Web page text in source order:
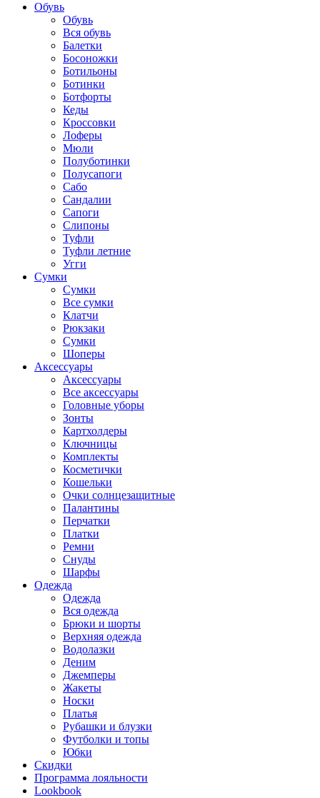
Обувь
Обувь
Вся обувь
Балетки
Босоножки
Ботильоны
Ботинки
Ботфорты
Кеды
Кроссовки
Лоферы
Мюли
Полуботинки
Полусапоги
Сабо
Сандалии
Сапоги
Слипоны
Туфли
Туфли летние
Угги
Сумки
Сумки
Все сумки
Клатчи
Рюкзаки
Сумки
Шоперы
Аксессуары
Аксессуары
Все аксессуары
Головные уборы
Зонты
Картхолдеры
Ключницы
Комплекты
Косметички
Кошельки
Очки солнцезащитные
Палантины
Перчатки
Платки
Ремни
Снуды
Шарфы
Одежда
Одежда
Вся одежда
Брюки и шорты
Верхняя одежда
Водолазки
Деним
Джемперы
Жакеты
Носки
Платья
Рубашки и блузки
Футболки и топы
Юбки
Скидки
Программа лояльности
Lookbook